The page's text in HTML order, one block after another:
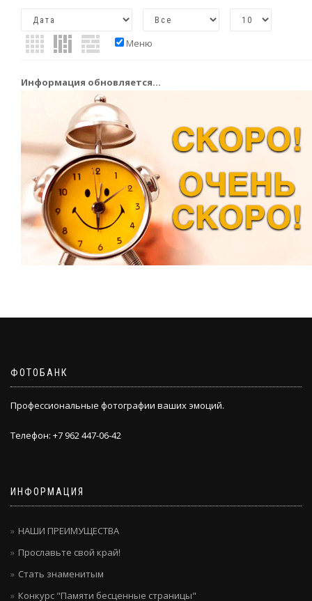
Меню
Информация обновляется...
ФОТОБАНК
Профессиональные фотографии ваших эмоций.
Телефон: +7 962 447-06-42
ИНФОРМАЦИЯ
НАШИ ПРЕИМУЩЕСТВА
Прославьте свой край!
Стать знаменитым
Конкурс "Памяти бесценные страницы"